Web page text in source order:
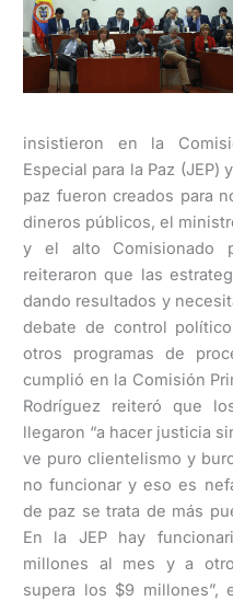
insistieron en la
Especial para la Paz
paz fueron creados para
dineros públicos, el
y el alto Comisionado
reiteraron que las
dando resultados y
debate de control
otros programas de
cumplió en la Comisión
Rodríguez reiteró que
llegaron “a hacer justicia
ve puro clientelismo y
no funcionar y eso es
de paz se trata de más
En la JEP hay
millones al mes y a
supera los $9 millones”,